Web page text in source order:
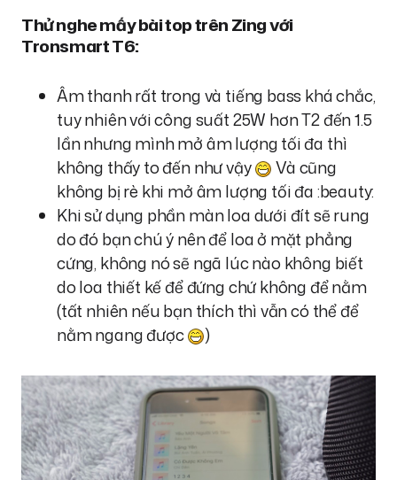
Thử nghe mấy bài top trên Zing với
Tronsmart T6:
Âm thanh rất trong và tiếng bass khá chắc,
tuy nhiên với công suất 25W hơn T2 đến 1.5
lần nhưng mình mở âm lượng tối đa thì
không thấy to đến như vậy
Và cũng
không bị rè khi mở âm lượng tối đa :beauty:
Khi sử dụng phần màn loa dưới đít sẽ rung
do đó bạn chú ý nên để loa ở mặt phẳng
cứng, không nó sẽ ngã lúc nào không biết
do loa thiết kế để đứng chứ không để nằm
(tất nhiên nếu bạn thích thì vẫn có thể để
nằm ngang được
)